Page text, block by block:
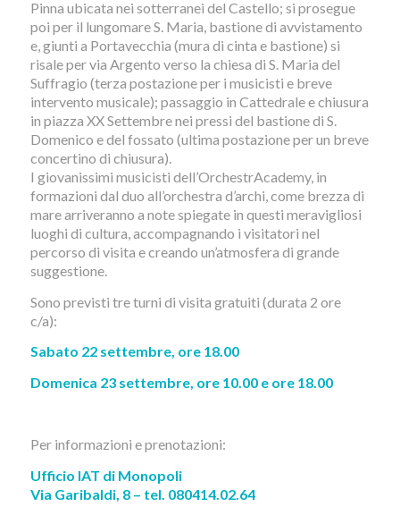
Pinna ubicata nei sotterranei del Castello; si prosegue
poi per il lungomare S. Maria, bastione di avvistamento
e, giunti a Portavecchia (mura di cinta e bastione) si
risale per via Argento verso la chiesa di S. Maria del
Suffragio (terza postazione per i musicisti e breve
intervento musicale); passaggio in Cattedrale e chiusura
in piazza XX Settembre nei pressi del bastione di S.
Domenico e del fossato (ultima postazione per un breve
concertino di chiusura).
I giovanissimi musicisti dell’OrchestrAcademy, in
formazioni dal duo all’orchestra d’archi, come brezza di
mare arriveranno a note spiegate in questi meravigliosi
luoghi di cultura, accompagnando i visitatori nel
percorso di visita e creando un’atmosfera di grande
suggestione.
Sono previsti tre turni di visita gratuiti (durata 2 ore
c/a):
Sabato 22 settembre, ore 18.00
Domenica 23 settembre, ore 10.00 e ore 18.00
Per informazioni e prenotazioni:
Ufficio IAT di Monopoli
Via Garibaldi, 8 – tel. 080414.02.64